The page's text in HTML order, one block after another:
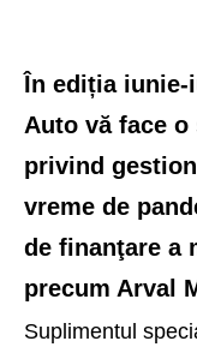
În ediția iunie-
Auto vă face
privind
vreme de
de finanţare a
precum Arval
Suplimentul